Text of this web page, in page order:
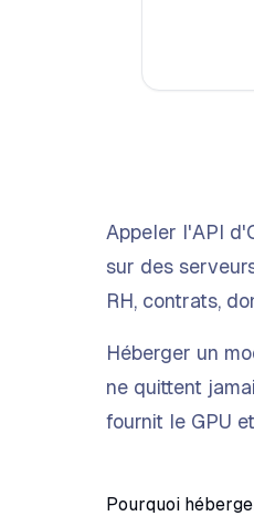
Appeler l'API
sur des
RH, contrats,
Héberger un
ne quittent
fournit le GPU
Pourquoi